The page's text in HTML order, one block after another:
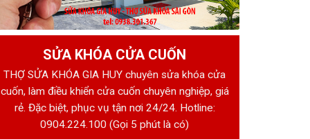
SỬA KHÓA CỬA CUỐN
THỢ SỬA KHÓA GIA HUY chuyên sửa khóa cửa
cuốn, làm điều khiển cửa cuốn chuyên nghiệp, giá
rẻ. Đặc biệt, phục vụ tận nơi 24/24. Hotline:
0904.224.100 (Gọi 5 phút là có)